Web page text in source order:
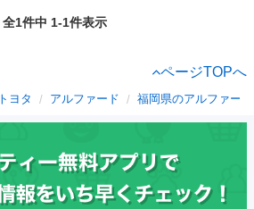
全1件中 1-1件表示
ページTOPへ
トヨタ アルファード 福岡県のアルファード